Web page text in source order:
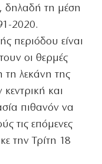
δηλαδή τη μέση
2020.
περιόδου είναι
οι θερμές
τη λεκάνη της
και
πιθανόν να
τις επόμενες
την Τρίτη 18